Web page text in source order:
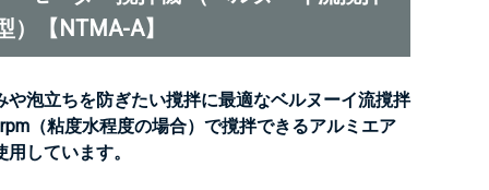
）【NTMA-A】
や泡立ちを防ぎたい撹拌に最適なベルヌーイ流撹拌
（粘度水程度の場合）で撹拌できるアルミエア
しています。